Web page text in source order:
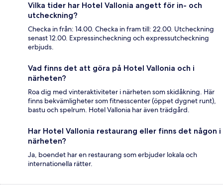
Vilka tider har Hotel Vallonia angett för in- och
utcheckning?
Checka in från: 14.00. Checka in fram till: 22.00. Utcheckning
senast 12.00. Expressincheckning och expressutcheckning
erbjuds.
Vad finns det att göra på Hotel Vallonia och i
närheten?
Roa dig med vinteraktiviteter i närheten som skidåkning. Här
finns bekvämligheter som fitnesscenter (öppet dygnet runt),
bastu och spelrum. Hotel Vallonia har även trädgård.
Har Hotel Vallonia restaurang eller finns det någon i
närheten?
Ja, boendet har en restaurang som erbjuder lokala och
internationella rätter.